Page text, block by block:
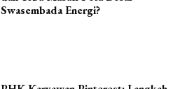
Swasembada Energi?